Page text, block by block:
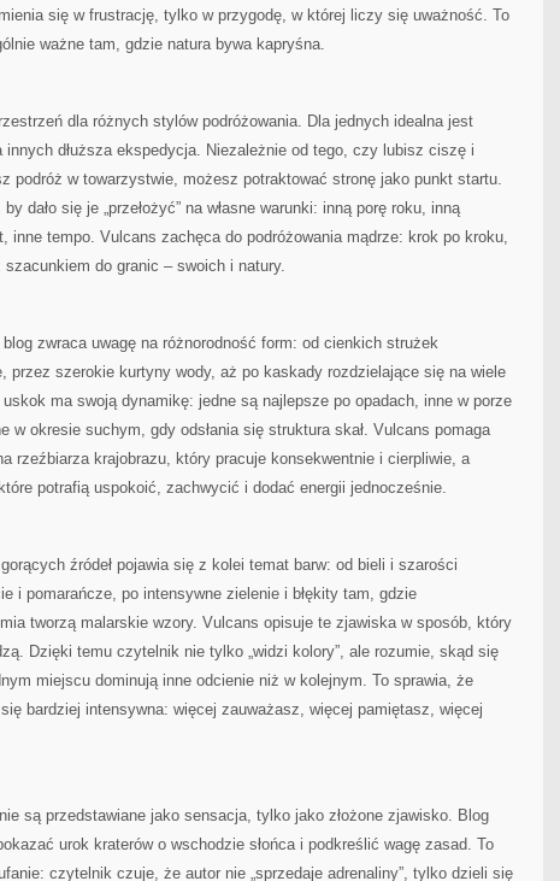
się w frustrację, tylko w przygodę, w której liczy się uważność. To
ważne tam, gdzie natura bywa kapryśna.
dla różnych stylów podróżowania. Dla jednych idealna jest
innych dłuższa ekspedycja. Niezależnie od tego, czy lubisz ciszę i
podróż w towarzystwie, możesz potraktować stronę jako punkt startu.
dało się je „przełożyć” na własne warunki: inną porę roku, inną
inne tempo. Vulcans zachęca do podróżowania mądrze: krok po kroku,
do granic – swoich i natury.
zwraca uwagę na różnorodność form: od cienkich strużek
przez szerokie kurtyny wody, aż po kaskady rozdzielające się na wiele
ma swoją dynamikę: jedne są najlepsze po opadach, inne w porze
w okresie suchym, gdy odsłania się struktura skał. Vulcans pomaga
rzeźbiarza krajobrazu, który pracuje konsekwentnie i cierpliwie, a
potrafią uspokoić, zachwycić i dodać energii jednocześnie.
źródeł pojawia się z kolei temat barw: od bieli i szarości
i pomarańcze, po intensywne zielenie i błękity tam, gdzie
tworzą malarskie wzory. Vulcans opisuje te zjawiska w sposób, który
Dzięki temu czytelnik nie tylko „widzi kolory”, ale rozumie, skąd się
miejscu dominują inne odcienie niż w kolejnym. To sprawia, że
bardziej intensywna: więcej zauważasz, więcej pamiętasz, więcej
są przedstawiane jako sensacja, tylko jako złożone zjawisko. Blog
urok kraterów o wschodzie słońca i podkreślić wagę zasad. To
czytelnik czuje, że autor nie „sprzedaje adrenaliny”, tylko dzieli się